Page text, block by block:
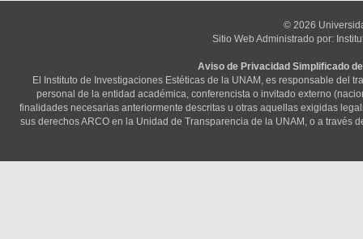
© 2026
Sitio Web Administrado por:
Aviso de Privacidad Simplificado
El Instituto de Investigaciones Estéticas de la UNAM, es responsable del
personal de la entidad académica, conferencista o invitado externo
finalidades necesarias anteriormente descritas u otras aquellas exigidas
sus derechos ARCO en la Unidad de Transparencia de la UNAM, o a través